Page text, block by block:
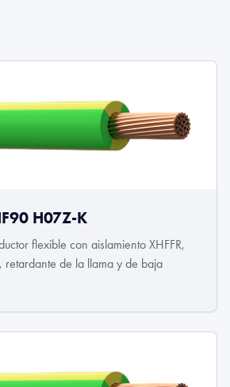
H07Z-K
flexible con aislamiento XHFFR,
retardante de la llama y de baja